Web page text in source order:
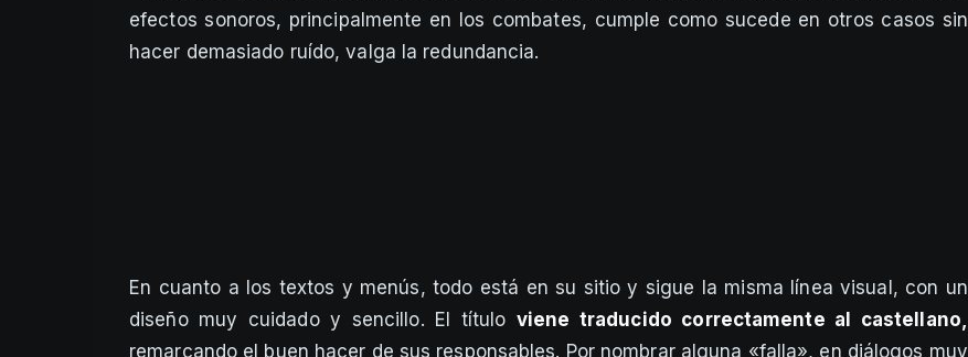
efectos sonoros, principalmente en los combates, cumple como sucede en otros casos sin
hacer demasiado ruído, valga la redundancia.
En cuanto a los textos y menús, todo está en su sitio y sigue la misma línea visual, con un
diseño muy cuidado y sencillo. El título viene traducido correctamente al castellano,
remarcando el buen hacer de sus responsables. Por nombrar alguna «falla», en diálogos muy